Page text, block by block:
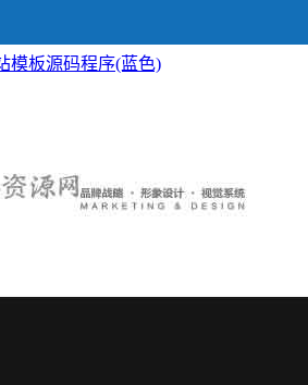
模板源码程序(蓝色)